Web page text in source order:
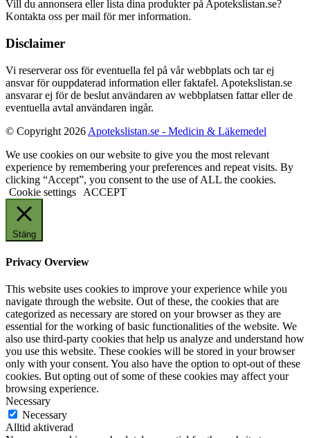
Vill du annonsera eller lista dina produkter på Apotekslistan.se?
Kontakta oss per mail för mer information.
Disclaimer
Vi reserverar oss för eventuella fel på vår webbplats och tar ej
ansvar för ouppdaterad information eller faktafel. Apotekslistan.se
ansvarar ej för de beslut användaren av webbplatsen fattar eller de
eventuella avtal användaren ingår.
© Copyright 2026 Apotekslistan.se - Medicin & Läkemedel
We use cookies on our website to give you the most relevant
experience by remembering your preferences and repeat visits. By
clicking “Accept”, you consent to the use of ALL the cookies.
Cookie settings
ACCEPT
Stäng
Privacy Overview
This website uses cookies to improve your experience while you
navigate through the website. Out of these, the cookies that are
categorized as necessary are stored on your browser as they are
essential for the working of basic functionalities of the website. We
also use third-party cookies that help us analyze and understand how
you use this website. These cookies will be stored in your browser
only with your consent. You also have the option to opt-out of these
cookies. But opting out of some of these cookies may affect your
browsing experience.
Necessary
Necessary
Alltid aktiverad